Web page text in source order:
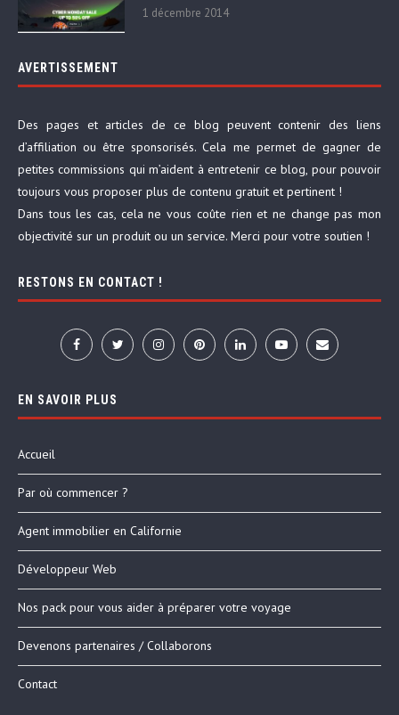
1 décembre 2014
AVERTISSEMENT
Des pages et articles de ce blog peuvent contenir des liens
d’affiliation ou être sponsorisés. Cela me permet de gagner de
petites commissions qui m’aident à entretenir ce blog, pour pouvoir
toujours vous proposer plus de contenu gratuit et pertinent !
Dans tous les cas, cela ne vous coûte rien et ne change pas mon
objectivité sur un produit ou un service. Merci pour votre soutien !
RESTONS EN CONTACT !
EN SAVOIR PLUS
Accueil
Par où commencer ?
Agent immobilier en Californie
Développeur Web
Nos pack pour vous aider à préparer votre voyage
Devenons partenaires / Collaborons
Contact